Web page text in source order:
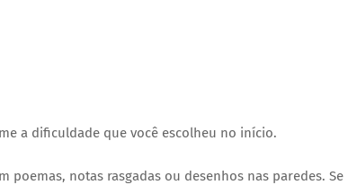
a dificuldade que você escolheu no início.
poemas, notas rasgadas ou desenhos nas paredes. Se